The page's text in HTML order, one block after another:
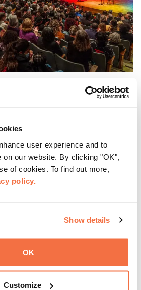
user experience and to
our website. By clicking "OK",
of cookies. To find out more,
policy.
Show details
OK
Customize
系列展示加州有识之士的对话、表演